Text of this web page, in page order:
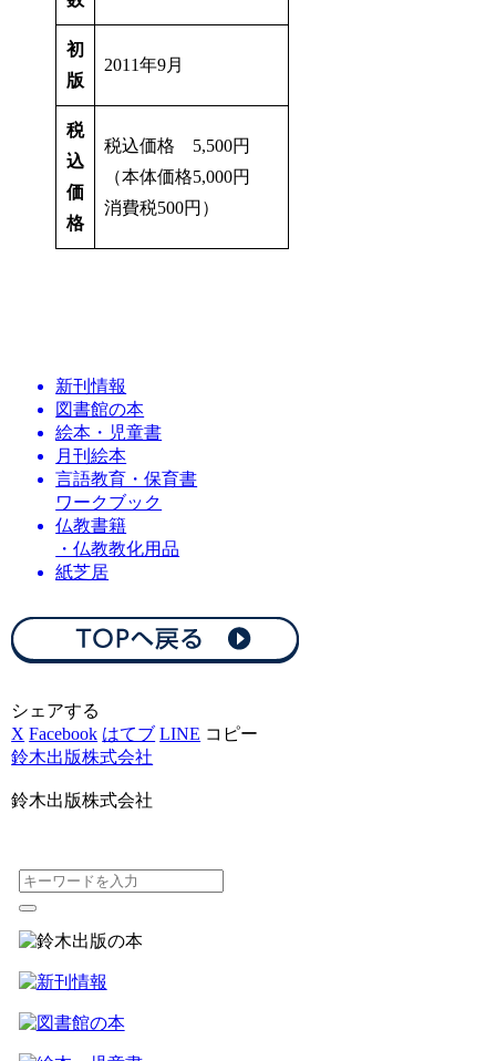
初
版
2011年9月
税
込
価
格
税込価格 5,500円
（本体価格5,000円
消費税500円）
新刊情報
図書館の本
絵本・児童書
月刊絵本
言語教育・保育書
ワークブック
仏教書籍
・仏教教化用品
紙芝居
シェアする
X Facebook はてブ LINE コピー
鈴木出版株式会社
鈴木出版株式会社